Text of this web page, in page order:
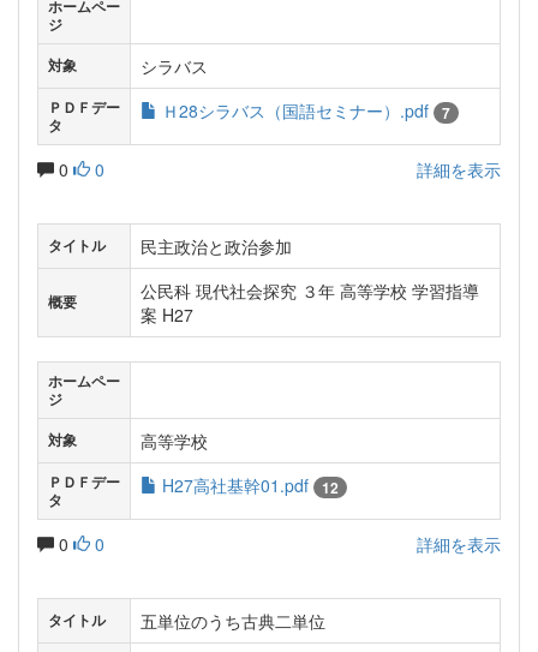
ホームペー
ジ
対象
シラバス
ＰＤＦデー
タ
Ｈ28シラバス（国語セミナー）.pdf 7
0 0 詳細を表示
タイトル 民主政治と政治参加
概要
公民科 現代社会探究 ３年 高等学校 学習指導
案 H27
ホームペー
ジ
対象
高等学校
ＰＤＦデー
タ
H27高社基幹01.pdf 12
0 0 詳細を表示
タイトル 五単位のうち古典二単位